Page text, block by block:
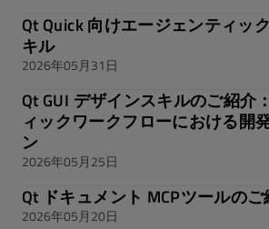
Qt Quick 向けエージェンティッ
キル
2026年05月31日
Qt GUI デザインスキルのご紹介
ィックワークフローにおける開
ン
2026年05月25日
Qt ドキュメント MCPツールの
2026年05月20日